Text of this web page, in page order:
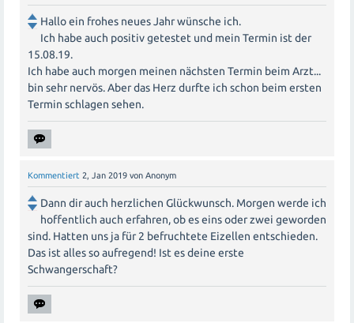
Hallo ein frohes neues Jahr wünsche ich.
Ich habe auch positiv getestet und mein Termin ist der
15.08.19.
Ich habe auch morgen meinen nächsten Termin beim Arzt...
bin sehr nervös. Aber das Herz durfte ich schon beim ersten
Termin schlagen sehen.
Kommentiert 2, Jan 2019 von Anonym
Dann dir auch herzlichen Glückwunsch. Morgen werde ich
hoffentlich auch erfahren, ob es eins oder zwei geworden
sind. Hatten uns ja für 2 befruchtete Eizellen entschieden.
Das ist alles so aufregend! Ist es deine erste
Schwangerschaft?